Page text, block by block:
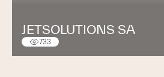
JETSOLUTIONS SA
733